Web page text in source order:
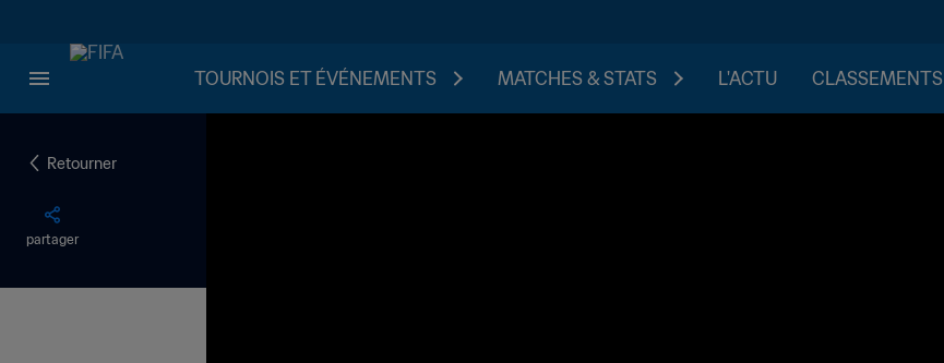
TOURNOIS ET ÉVÉNEMENTS MATCHES & STATS L'ACTU CLASSEMENTS
Retourner
partager